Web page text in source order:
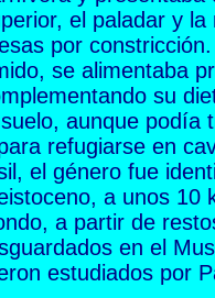
el paladar y
por
se alimentaba
su
aunque podía
refugiarse en
el género fue
a unos 10
a partir de
en el
estudiados por